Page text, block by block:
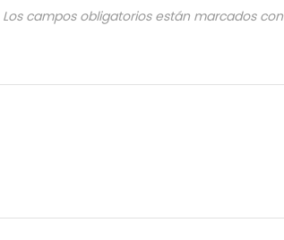
Los campos obligatorios están marcados con